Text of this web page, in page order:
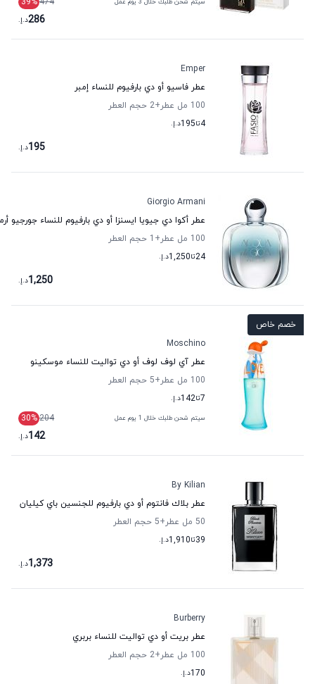
286د.إ.
Emper
عطر فاسيو أو دي بارفيوم للنساء إمبر
100 مل عطر
+2
حجم العطر
4تا195د.إ.
195د.إ.
Giorgio Armani
عطر أكوا دي جيويا ايسنزا أو دي بارفيوم للنساء جورجيو
100 مل عطر
+1
حجم العطر
24تا1,250د.إ.
1,250د.إ.
خصم خاص
Moschino
عطر آي لوف لوف أو دي تواليت للنساء موسكينو
100 مل عطر
+5
حجم العطر
7تا142د.إ.
سيتم شحن طلبك خلال 1 يوم عمل 204
30%
142د.إ.
By Kilian
عطر بلاك فانتوم أو دي بارفيوم للجنسين باي كيليان
50 مل عطر
+5
حجم العطر
39تا1,910د.إ.
1,373د.إ.
Burberry
عطر بريت أو دي تواليت للنساء بربري
100 مل عطر
+2
حجم العطر
170د.إ.